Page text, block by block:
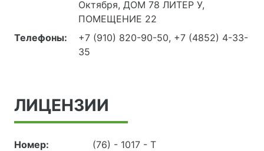
Октября, ДОМ 78 ЛИТЕР У,
ПОМЕЩЕНИЕ 22
Телефоны:
+7 (910) 820-90-50, +7 (4852) 4-33-
35
ЛИЦЕНЗИИ
Номер:
(76) - 1017 - Т